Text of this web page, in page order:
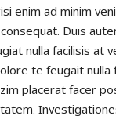
enim ad minim
Duis
nulla facilisis
te feugait
placerat facer